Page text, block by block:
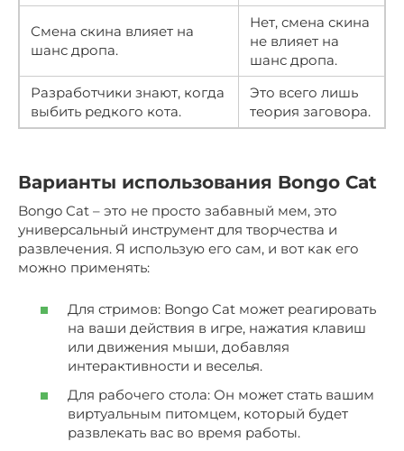
Смена скина влияет на
шанс дропа.
Нет, смена скина
не влияет на
шанс дропа.
Разработчики знают, когда
выбить редкого кота.
Это всего лишь
теория заговора.
Варианты использования Bongo Cat
Bongo Cat – это не просто забавный мем, это
универсальный инструмент для творчества и
развлечения. Я использую его сам, и вот как его
можно применять:
Для стримов: Bongo Cat может реагировать
на ваши действия в игре, нажатия клавиш
или движения мыши, добавляя
интерактивности и веселья.
Для рабочего стола: Он может стать вашим
виртуальным питомцем, который будет
развлекать вас во время работы.